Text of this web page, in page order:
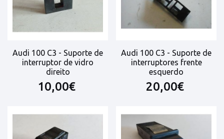
Audi 100 C3 - Suporte de
interruptor de vidro
direito
10,00€
Audi 100 C3 - Suporte de
interruptores frente
esquerdo
20,00€